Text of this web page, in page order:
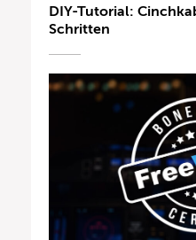
DIY-Tutorial:
Schritten